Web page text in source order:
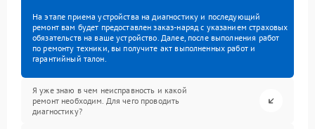
На этапе приема устройства на диагностику и последующий
ремонт вам будет предоставлен заказ-наряд с указанием страховых
обязательств на ваше устройство. Далее, после выполнения работ
по ремонту техники, вы получите акт выполненных работ и
гарантийный талон.
Я уже знаю в чем неисправность и какой
ремонт необходим. Для чего проводить
диагностику?